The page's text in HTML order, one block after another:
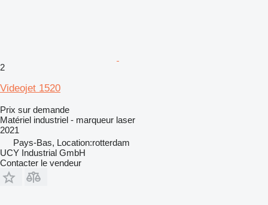
2
Videojet 1520
Prix sur demande
Matériel industriel - marqueur laser
2021
Pays-Bas, Location:rotterdam
UCY Industrial GmbH
Contacter le vendeur